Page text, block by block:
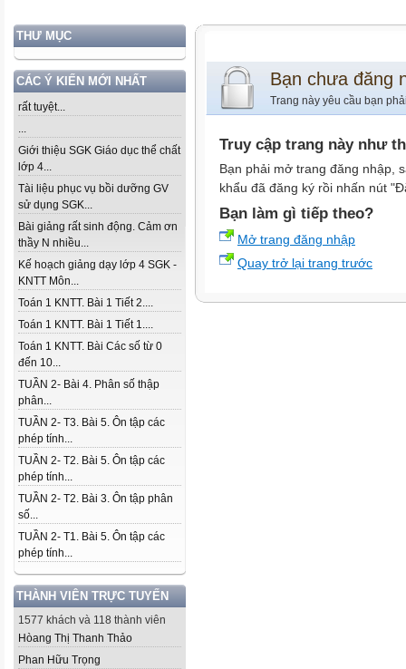
THƯ MỤC
CÁC Ý KIẾN MỚI NHẤT
rất tuyệt...
...
Giới thiệu SGK Giáo dục thể chất
lớp 4...
Tài liệu phục vụ bồi dưỡng GV
sử dụng SGK...
Bài giảng rất sinh động. Cảm ơn
thầy N nhiều...
Kế hoạch giảng dạy lớp 4 SGK -
KNTT Môn...
Toán 1 KNTT. Bài 1 Tiết 2....
Toán 1 KNTT. Bài 1 Tiết 1....
Toán 1 KNTT. Bài Các số từ 0
đến 10...
TUẦN 2- Bài 4. Phân số thập
phân...
TUẦN 2- T3. Bài 5. Ôn tập các
phép tính...
TUẦN 2- T2. Bài 5. Ôn tập các
phép tính...
TUẦN 2- T2. Bài 3. Ôn tập phân
số...
TUẦN 2- T1. Bài 5. Ôn tập các
phép tính...
THÀNH VIÊN TRỰC TUYẾN
1577 khách và 118 thành viên
Hòang Thị Thanh Thảo
Phan Hữu Trọng
Bạn chưa đăng
Trang này yêu cầu bạn
Truy cập trang này như
Bạn phải mở trang đăng nhập,
khẩu đã đăng ký rồi nhấn nút
Bạn làm gì tiếp theo?
Mở trang đăng nhập
Quay trở lại trang trước